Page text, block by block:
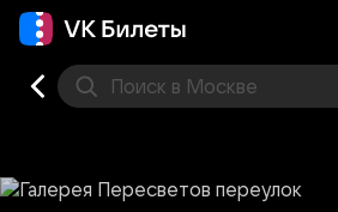
Поиск в Москве